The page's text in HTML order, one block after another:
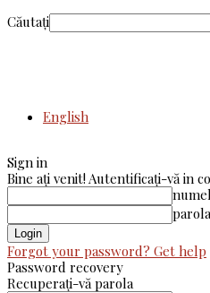
Căutați
English
Sign in
Bine ați venit! Autentificați-vă in
Forgot your password? Get help
Password recovery
Recuperați-vă parola